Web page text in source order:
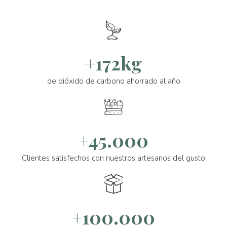
+172kg
de dióxido de carbono ahorrado al año
+45.000
Clientes satisfechos con nuestros artesanos del gusto
+100.000